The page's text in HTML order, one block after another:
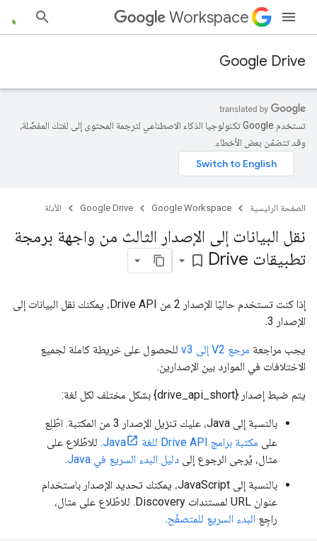
Workspace
Google Drive
تستخدم Google تكنولوجيا الذكاء الاصطناعي لترجمة المحتوى إلى لغتك المفضّلة،
وقد تتضمّن بعض الأخطاء.
الصفحة الرئيسية Google Workspace
Google Drive الأدلة
نقل البيانات إلى الإصدار الثالث من واجهة برمجة
تطبيقات Drive
bookmark_border
إذا كنت تستخدم حاليًا الإصدار 2 من Drive API، يمكنك نقل البيانات إلى
الإصدار 3.
يجب مراجعة مرجع V2 إلى v3
للحصول على خريطة كاملة لجميع
الاختلافات في الموارد بين الإصدارين.
يتم ضبط إصدار {drive_api_short} بشكل مختلف لكل لغة:
بالنسبة إلى Java، عليك تنزيل الإصدار 3 من المكتبة. اطّلِع
على مكتبة برامج Drive API للغة Java
. للاطّلاع على
مثال، يُرجى الرجوع إلى دليل البدء السريع في Java
.
بالنسبة إلى JavaScript، يمكنك تحديد الإصدار باستخدام
عنوان URL لمستندات Discovery. للاطّلاع على مثال،
راجِع البدء السريع للمتصفّح.